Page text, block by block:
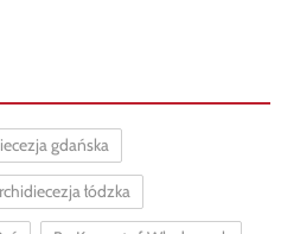
gdańska
łódzka